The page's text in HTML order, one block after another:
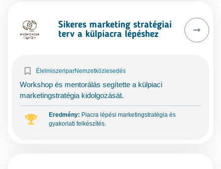
Sikeres marketing stratégiai
terv a külpiacra lépéshez
ÉlelmiszeriparNemzetköziesedés
Workshop és mentorálás segítette a külpiaci
marketingstratégia kidolgozását.
Eredmény: Piacra lépési marketingstratégia és
gyakorlati felkészítés.